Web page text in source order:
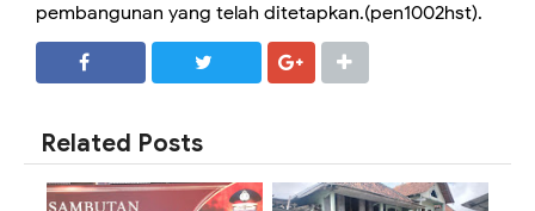
pembangunan yang telah ditetapkan.(pen1002hst).
Related Posts